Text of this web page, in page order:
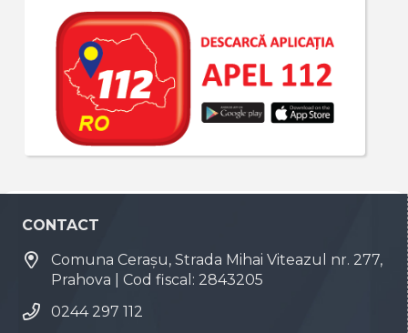
CONTACT
Comuna Cerașu, Strada Mihai Viteazul nr. 277,
Prahova | Cod fiscal: 2843205
0244 297 112